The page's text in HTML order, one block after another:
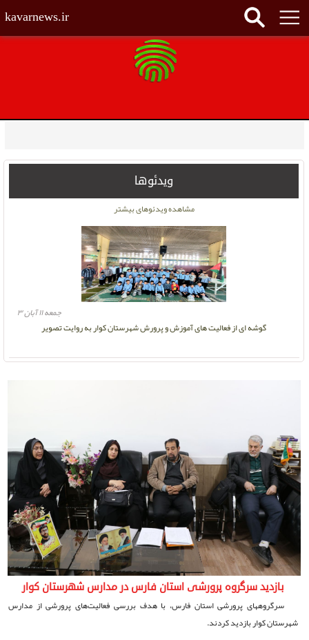
kavarnews.ir
ویدئوها
گوشه ای از فعالیت های آموزش و پرورش شهرستان کوار به روایت تصویر
جمعه ۱۱ آبان ۳
مشاهده ویدئوهای بیشتر
بازدید سرگروه پرورشی استان فارس در مدارس شهرستان کوار
سرگروههای پرورشی استان فارس، با هدف بررسی فعالیت‌های پرورشی از مدارس
شهرستان کوار بازدید کردند.